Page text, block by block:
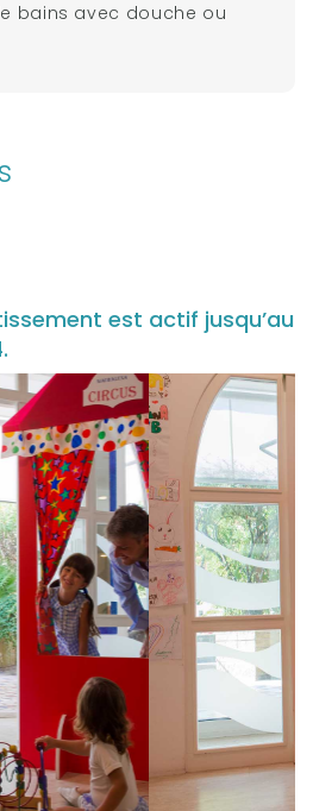
bains avec douche ou
est actif jusqu’au